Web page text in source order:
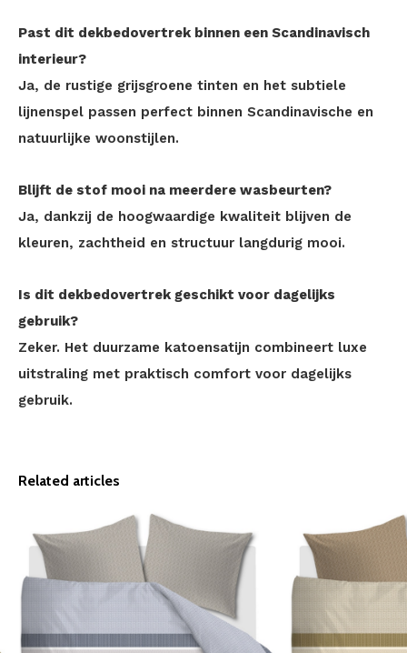
Past dit dekbedovertrek binnen een Scandinavisch
interieur?
Ja, de rustige grijsgroene tinten en het subtiele
lijnenspel passen perfect binnen Scandinavische en
natuurlijke woonstijlen.
Blijft de stof mooi na meerdere wasbeurten?
Ja, dankzij de hoogwaardige kwaliteit blijven de
kleuren, zachtheid en structuur langdurig mooi.
Is dit dekbedovertrek geschikt voor dagelijks
gebruik?
Zeker. Het duurzame katoensatijn combineert luxe
uitstraling met praktisch comfort voor dagelijks
gebruik.
Related articles